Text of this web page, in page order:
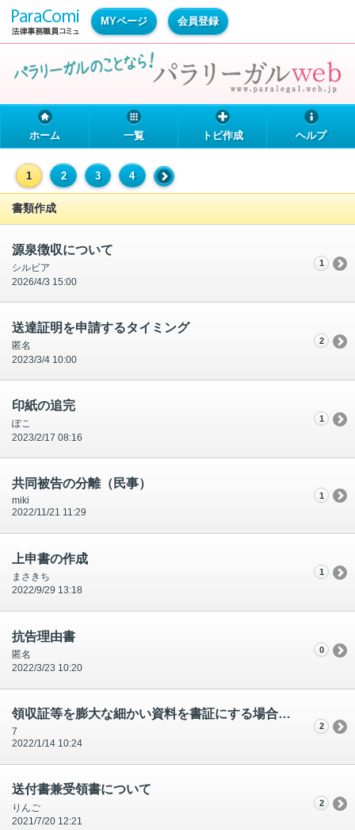
MYページ 会員登録
ホーム 一覧 トピ作成 ヘルプ
1 2 3 4
書類作成
源泉徴収について
シルビア
2026/4/3 15:00
1
送達証明を申請するタイミング
匿名
2023/3/4 10:00
2
印紙の追完
ぽこ
2023/2/17 08:16
1
共同被告の分離（民事）
miki
2022/11/21 11:29
1
上申書の作成
まさきち
2022/9/29 13:18
1
抗告理由書
匿名
2022/3/23 10:20
0
領収証等を膨大な細かい資料を書証にする場合などについて
7
2022/1/14 10:24
2
送付書兼受領書について
りんご
2021/7/20 12:21
2